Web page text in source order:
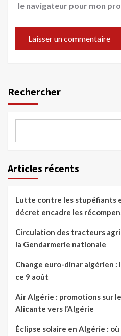
le navigateur pour mon
Rechercher
Articles récents
Lutte contre les stupéfiants
décret encadre les
Circulation des tracteurs
la Gendarmerie nationale
Change euro-dinar algérien
ce 9 août
Air Algérie : promotions sur
Alicante vers l’Algérie
Éclipse solaire en Algérie :